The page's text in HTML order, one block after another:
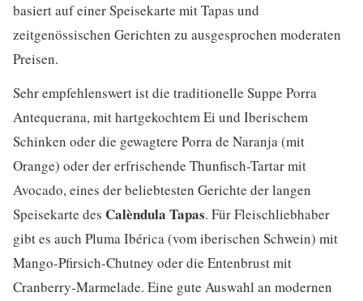
basiert auf einer Speisekarte mit Tapas und
zeitgenössischen Gerichten zu ausgesprochen moderaten
Preisen.
Sehr empfehlenswert ist die traditionelle Suppe Porra
Antequerana, mit hartgekochtem Ei und Iberischem
Schinken oder die gewagtere Porra de Naranja (mit
Orange) oder der erfrischende Thunfisch-Tartar mit
Avocado, eines der beliebtesten Gerichte der langen
Speisekarte des Calèndula Tapas. Für Fleischliebhaber
gibt es auch Pluma Ibérica (vom iberischen Schwein) mit
Mango-Pfirsich-Chutney oder die Entenbrust mit
Cranberry-Marmelade. Eine gute Auswahl an modernen